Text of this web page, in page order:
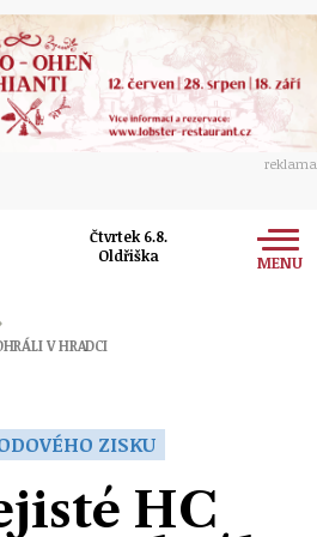
reklama
Čtvrtek 6.8.
Oldřiška
MENU
V HRADCI
ZISKU
HC